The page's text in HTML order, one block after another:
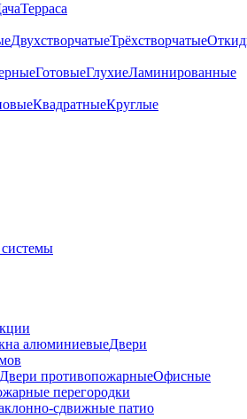
Терраса
ДвухстворчатыеТрёхстворчатые
ГотовыеГлухиеЛаминированные
КвадратныеКруглые
алюминиевыеДвери
Двери противопожарныеОфисные
перегородки
сдвижные патио